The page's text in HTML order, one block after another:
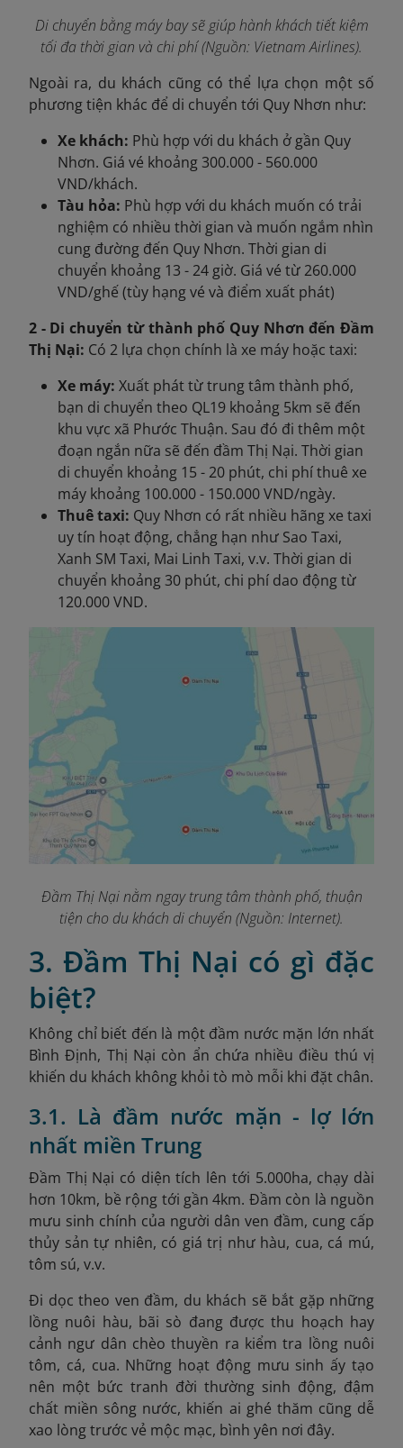
Di chuyển bằng máy bay sẽ giúp hành khách tiết kiệm
tối đa thời gian và chi phí (Nguồn: Vietnam Airlines).
Ngoài ra, du khách cũng có thể lựa chọn một số
phương tiện khác để di chuyển tới Quy Nhơn như:
Xe khách: Phù hợp với du khách ở gần Quy
Nhơn. Giá vé khoảng 300.000 - 560.000
VND/khách.
Tàu hỏa: Phù hợp với du khách muốn có trải
nghiệm có nhiều thời gian và muốn ngắm nhìn
cung đường đến Quy Nhơn. Thời gian di
chuyển khoảng 13 - 24 giờ. Giá vé từ 260.000
VND/ghế (tùy hạng vé và điểm xuất phát)
2 - Di chuyển từ thành phố Quy Nhơn đến Đầm
Thị Nại: Có 2 lựa chọn chính là xe máy hoặc taxi:
Xe máy: Xuất phát từ trung tâm thành phố,
bạn di chuyển theo QL19 khoảng 5km sẽ đến
khu vực xã Phước Thuận. Sau đó đi thêm một
đoạn ngắn nữa sẽ đến đầm Thị Nại. Thời gian
di chuyển khoảng 15 - 20 phút, chi phí thuê xe
máy khoảng 100.000 - 150.000 VND/ngày.
Thuê taxi: Quy Nhơn có rất nhiều hãng xe taxi
uy tín hoạt động, chẳng hạn như Sao Taxi,
Xanh SM Taxi, Mai Linh Taxi, v.v. Thời gian di
chuyển khoảng 30 phút, chi phí dao động từ
120.000 VND.
Đầm Thị Nại nằm ngay trung tâm thành phố, thuận
tiện cho du khách di chuyển (Nguồn: Internet).
3. Đầm Thị Nại có gì đặc
biệt?
Không chỉ biết đến là một đầm nước mặn lớn nhất
Bình Định, Thị Nại còn ẩn chứa nhiều điều thú vị
khiến du khách không khỏi tò mò mỗi khi đặt chân.
3.1. Là đầm nước mặn - lợ lớn
nhất miền Trung
Đầm Thị Nại có diện tích lên tới 5.000ha, chạy dài
hơn 10km, bề rộng tới gần 4km. Đầm còn là nguồn
mưu sinh chính của người dân ven đầm, cung cấp
thủy sản tự nhiên, có giá trị như hàu, cua, cá mú,
tôm sú, v.v.
Đi dọc theo ven đầm, du khách sẽ bắt gặp những
lồng nuôi hàu, bãi sò đang được thu hoạch hay
cảnh ngư dân chèo thuyền ra kiểm tra lồng nuôi
tôm, cá, cua. Những hoạt động mưu sinh ấy tạo
nên một bức tranh đời thường sinh động, đậm
chất miền sông nước, khiến ai ghé thăm cũng dễ
xao lòng trước vẻ mộc mạc, bình yên nơi đây.